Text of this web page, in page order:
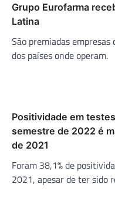
Grupo Eurofarma
Latina
São premiadas
dos países onde operam.
Positividade em
semestre de 2022 é
de 2021
Foram 38,1% de
2021, apesar de ter sido